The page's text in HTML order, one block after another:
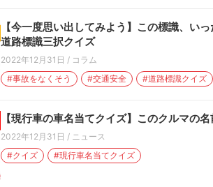
【今一度思い出してみよう】この標識、
道路標識三択クイズ
2022年12月31日 / コラム
#事故をなくそう
#交通安全 #道路標識クイズ
【現行車の車名当てクイズ】このクルマ
2022年12月31日 / ニュース
#クイズ
#現行車名当てクイズ